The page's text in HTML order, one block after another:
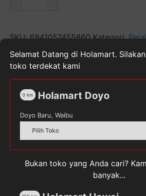
Police
SKU:6941057455860 Kategori:
Ban Pelampung Duduk Intex Police
Pelampung Ban Intex berguna
anak2 mengapung di kolam renang
Selamat Datang di Holamart.
toko terdekat kami
Holamart Doyo
0 km
Doyo Baru, Waibu
Pilih Toko
Bukan toko yang Anda cari?
banyak...